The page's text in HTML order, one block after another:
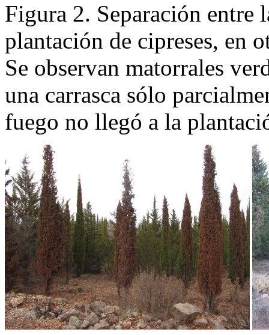
Figura 2. Separación entre
plantación de cipreses, en
Se observan matorrales
una carrasca sólo
fuego no llegó a la